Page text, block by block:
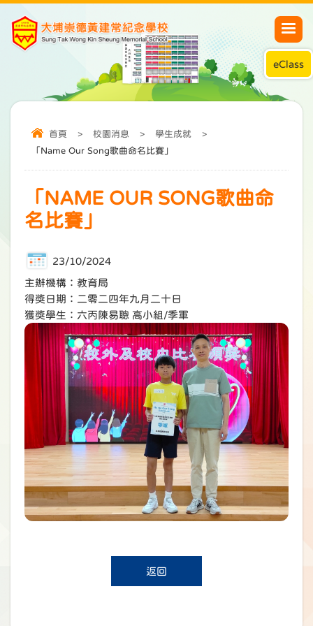
eClass
首頁 > 校園消息 > 學生成就
>
「Name Our Song歌曲命名比賽」
「NAME OUR SONG歌曲命
名比賽」
23/10/2024
主辦機構：教育局
得獎日期：二零二四年九月二十日
獲獎學生：六丙陳易聰 高小組/季軍
返回